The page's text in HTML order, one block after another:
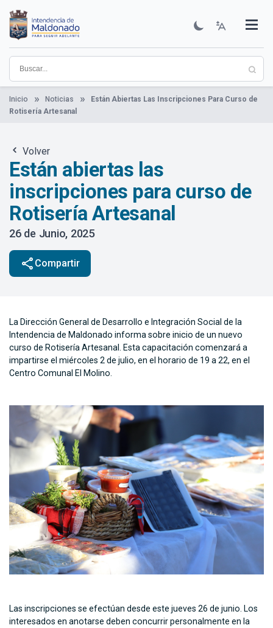
contenido
principal
Institucional
Municipios
Descubre Maldonado
Comunicación
Servicios
Guía De Trámites
Ver Noticias
Inicio Noticias
Están Abiertas Las Inscripciones Para Curso de
Rotisería Artesanal
Volver
Están abiertas las
inscripciones para curso de
Rotisería Artesanal
26 de Junio, 2025
share Compartir
La Dirección General de Desarrollo e Integración Social de la
Intendencia de Maldonado informa sobre inicio de un nuevo
curso de Rotisería Artesanal. Esta capacitación comenzará a
impartirse el miércoles 2 de julio, en el horario de 19 a 22, en el
Centro Comunal El Molino.
Las inscripciones se efectúan desde este jueves 26 de junio. Los
interesados en anotarse deben concurrir personalmente en la